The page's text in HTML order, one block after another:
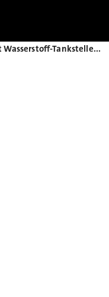
Südkorea baut Wasserstoff-Tankstellennetz aus